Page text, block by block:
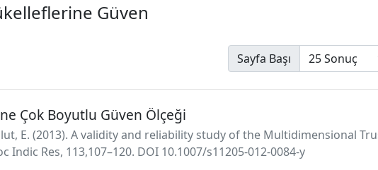
Güven
Sayfa Başı
Çok Boyutlu Güven Ölçeği
E. (2013). A validity and reliability study of the Multidimensional
Res, 113,107–120. DOI 10.1007/s11205-012-0084-y